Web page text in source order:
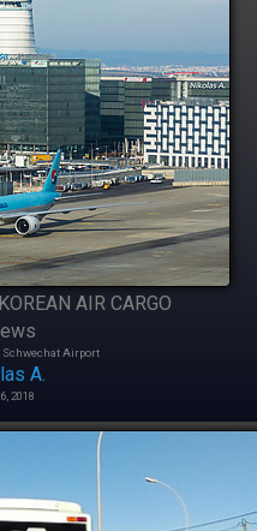
AIR CARGO
Schwechat Airport
A.
2018